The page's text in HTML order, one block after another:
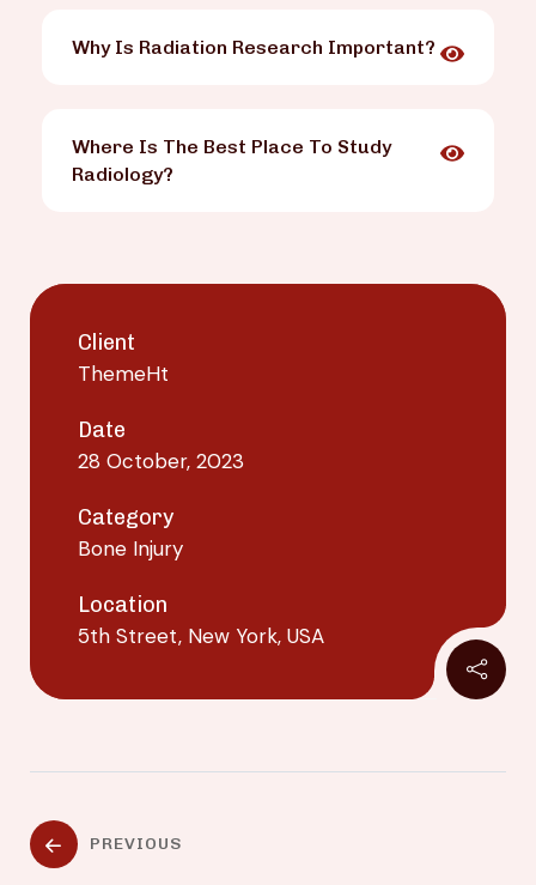
Why Is Radiation Research Important?
Where Is The Best Place To Study
Radiology?
Client
ThemeHt
Date
28 October, 2023
Category
Bone Injury
Location
5th Street, New York, USA
PREVIOUS